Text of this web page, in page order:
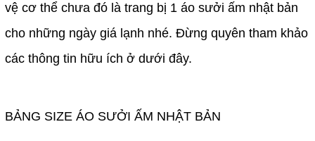
vệ cơ thể chưa đó là trang bị 1 áo sưởi ấm nhật bản
cho những ngày giá lạnh nhé. Đừng quyên tham khảo
các thông tin hữu ích ở dưới đây.
BẢNG SIZE ÁO SƯỞI ẤM NHẬT BẢN